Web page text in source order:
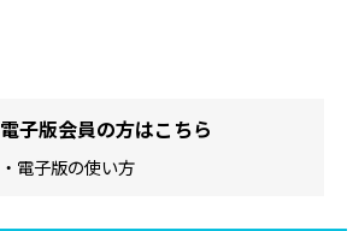
電子版会員の方はこちら
・電子版の使い方